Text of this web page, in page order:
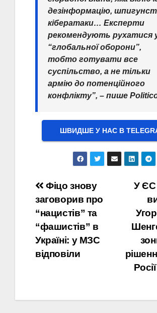
дезінформацію,
кібератаки… Експерти
рекомендують рухатися у
“глобальної оборони”,
тобто готувати все
суспільство, а не тільки
армію до потенційного
конфлікту”, – пише
ШВИДШЕ У НАС В
Навігація
записів
У ЄС
Фіцо знову
заговорив про
“нацистів” та
“фашистів” в
Україні: у МЗС
відповіли